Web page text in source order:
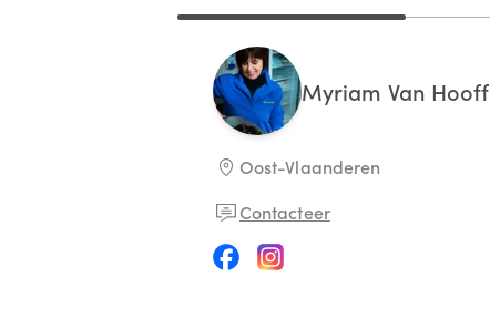
Myriam Van Hooff
Oost-Vlaanderen
Contacteer